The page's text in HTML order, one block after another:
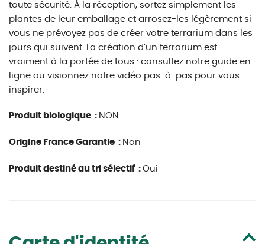
toute sécurité. À la réception, sortez simplement les
plantes de leur emballage et arrosez-les légèrement si
vous ne prévoyez pas de créer votre terrarium dans les
jours qui suivent. La création d’un terrarium est
vraiment à la portée de tous : consultez notre guide en
ligne ou visionnez notre vidéo pas-à-pas pour vous
inspirer.
Produit biologique : NON
Origine France Garantie : Non
Produit destiné au tri sélectif : Oui